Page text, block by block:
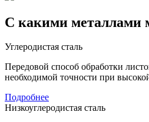
С какими металлами
Углеродистая сталь
Передовой способ обработки
необходимой точности при
Подробнее
Низкоуглеродистая сталь